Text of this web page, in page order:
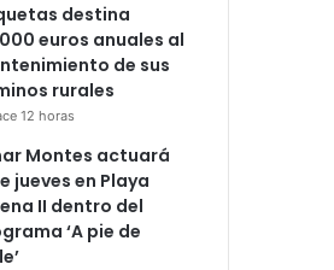
destina
euros anuales al
de sus
rurales
12 horas
Montes actuará
jueves en Playa
II dentro del
‘A pie de